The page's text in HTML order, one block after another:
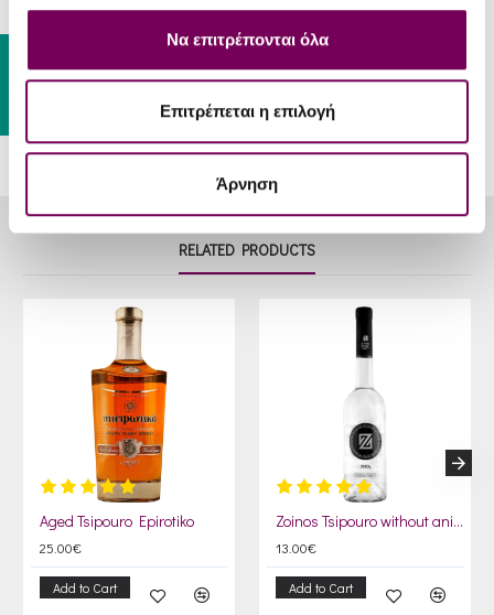
Να επιτρέπονται όλα
Επιτρέπεται η επιλογή
Άρνηση
6 – 8 °C
RELATED PRODUCTS
Aged Tsipouro Epirotiko
25.00€
Add to Cart
Zoinos Tsipouro without anise 500ml
13.00€
Add to Cart
Gift Card